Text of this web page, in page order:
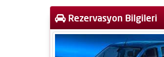
Rezervasyon Bilgileri